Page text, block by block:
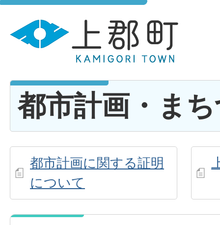
都市計画・ま
都市計画に関する証明
について